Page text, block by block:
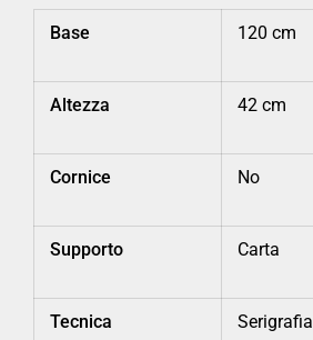
Base 120 cm
Altezza 42 cm
Cornice No
Supporto Carta
Tecnica Serigrafia